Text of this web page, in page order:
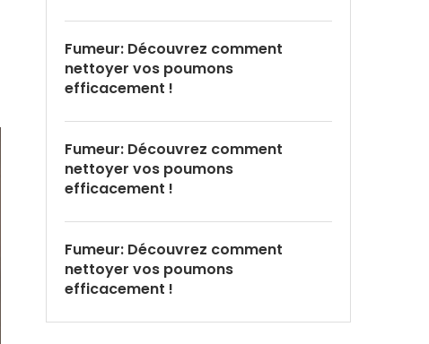
Fumeur: Découvrez comment
nettoyer vos poumons
efficacement !
Fumeur: Découvrez comment
nettoyer vos poumons
efficacement !
Fumeur: Découvrez comment
nettoyer vos poumons
efficacement !